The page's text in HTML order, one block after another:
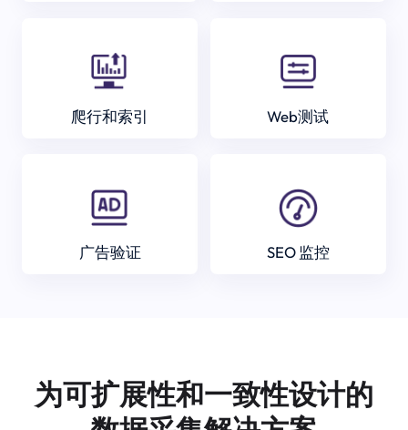
爬行和索引 Web测试
广告验证 SEO 监控
为可扩展性和一致性设计的